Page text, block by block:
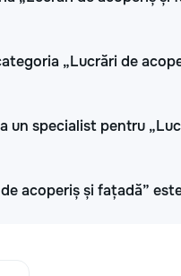
„Lucrări de
specialist pentru
acoperiș și fațadă”